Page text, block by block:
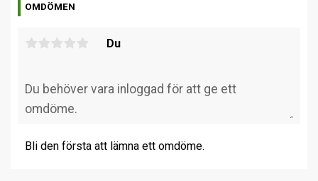
OMDÖMEN
Du
Bli den första att lämna ett omdöme.